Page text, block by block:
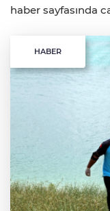
haber sayfasında
HABER